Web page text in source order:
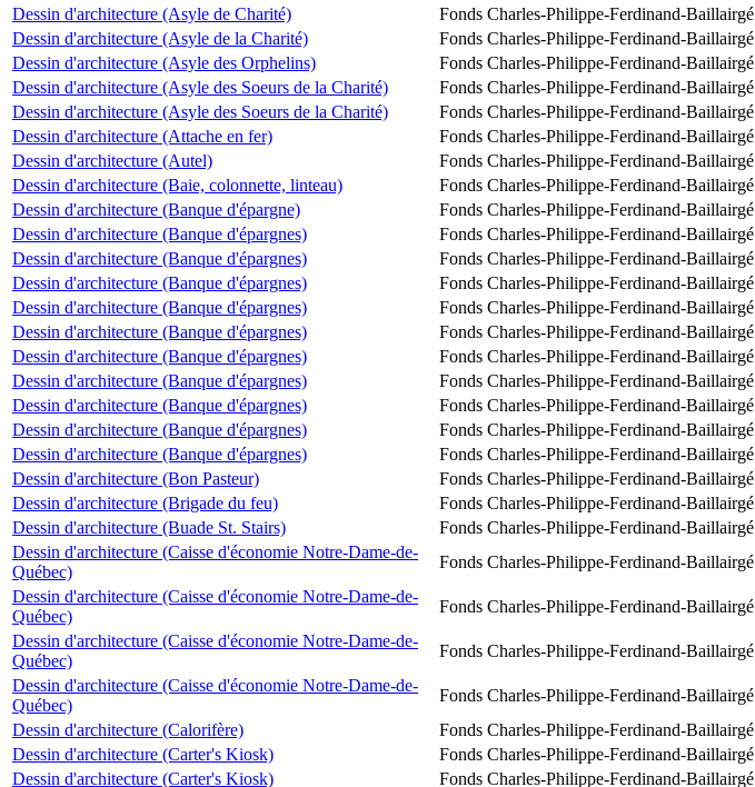
Dessin d'architecture (Asyle de Charité)
Fonds Charles-Philippe-Ferdinand-Baillairgé
Dessin d'architecture (Asyle de la Charité)
Fonds Charles-Philippe-Ferdinand-Baillairgé
Dessin d'architecture (Asyle des Orphelins)
Fonds Charles-Philippe-Ferdinand-Baillairgé
Dessin d'architecture (Asyle des Soeurs de la Charité)
Fonds Charles-Philippe-Ferdinand-Baillairgé
Dessin d'architecture (Asyle des Soeurs de la Charité)
Fonds Charles-Philippe-Ferdinand-Baillairgé
Dessin d'architecture (Attache en fer)
Fonds Charles-Philippe-Ferdinand-Baillairgé
Dessin d'architecture (Autel)
Fonds Charles-Philippe-Ferdinand-Baillairgé
Dessin d'architecture (Baie, colonnette, linteau)
Fonds Charles-Philippe-Ferdinand-Baillairgé
Dessin d'architecture (Banque d'épargne)
Fonds Charles-Philippe-Ferdinand-Baillairgé
Dessin d'architecture (Banque d'épargnes)
Fonds Charles-Philippe-Ferdinand-Baillairgé
Dessin d'architecture (Banque d'épargnes)
Fonds Charles-Philippe-Ferdinand-Baillairgé
Dessin d'architecture (Banque d'épargnes)
Fonds Charles-Philippe-Ferdinand-Baillairgé
Dessin d'architecture (Banque d'épargnes)
Fonds Charles-Philippe-Ferdinand-Baillairgé
Dessin d'architecture (Banque d'épargnes)
Fonds Charles-Philippe-Ferdinand-Baillairgé
Dessin d'architecture (Banque d'épargnes)
Fonds Charles-Philippe-Ferdinand-Baillairgé
Dessin d'architecture (Banque d'épargnes)
Fonds Charles-Philippe-Ferdinand-Baillairgé
Dessin d'architecture (Banque d'épargnes)
Fonds Charles-Philippe-Ferdinand-Baillairgé
Dessin d'architecture (Banque d'épargnes)
Fonds Charles-Philippe-Ferdinand-Baillairgé
Dessin d'architecture (Banque d'épargnes)
Fonds Charles-Philippe-Ferdinand-Baillairgé
Dessin d'architecture (Bon Pasteur)
Fonds Charles-Philippe-Ferdinand-Baillairgé
Dessin d'architecture (Brigade du feu)
Fonds Charles-Philippe-Ferdinand-Baillairgé
Dessin d'architecture (Buade St. Stairs)
Fonds Charles-Philippe-Ferdinand-Baillairgé
Dessin d'architecture (Caisse d'économie Notre-Dame-de-
Québec)
Fonds Charles-Philippe-Ferdinand-Baillairgé
Dessin d'architecture (Caisse d'économie Notre-Dame-de-
Québec)
Fonds Charles-Philippe-Ferdinand-Baillairgé
Dessin d'architecture (Caisse d'économie Notre-Dame-de-
Québec)
Fonds Charles-Philippe-Ferdinand-Baillairgé
Dessin d'architecture (Caisse d'économie Notre-Dame-de-
Québec)
Fonds Charles-Philippe-Ferdinand-Baillairgé
Dessin d'architecture (Calorifère)
Fonds Charles-Philippe-Ferdinand-Baillairgé
Dessin d'architecture (Carter's Kiosk)
Fonds Charles-Philippe-Ferdinand-Baillairgé
Dessin d'architecture (Carter's Kiosk)
Fonds Charles-Philippe-Ferdinand-Baillairgé